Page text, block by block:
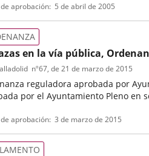
de aprobación 5 de abril de 2005
en la vía pública,
reguladora aprobada por
por el Ayuntamiento Pleno en
nº67, de 21 de marzo de 2015
de aprobación 3 de marzo de 2015